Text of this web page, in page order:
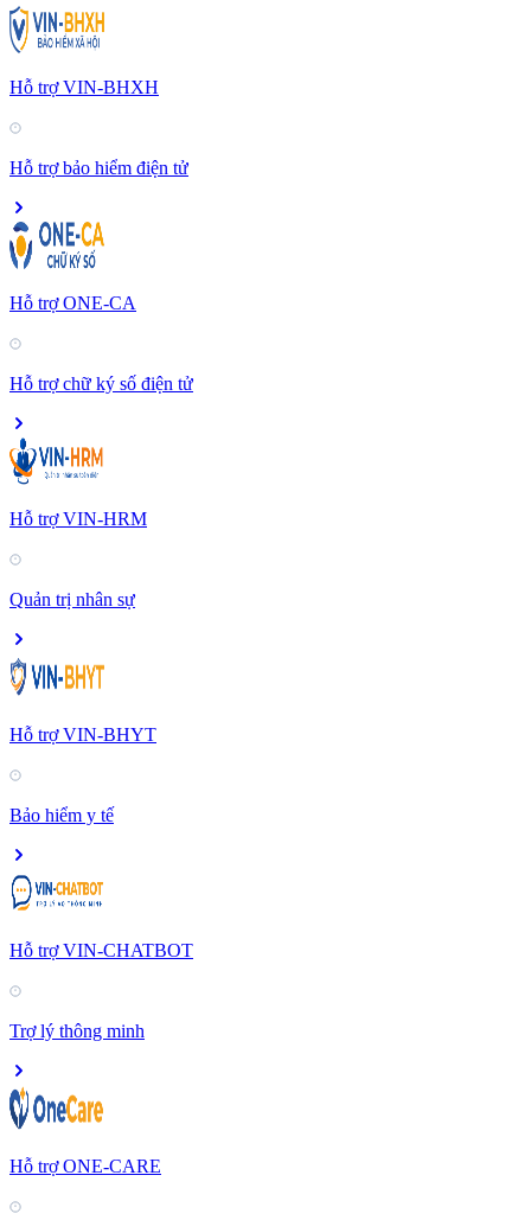
Hỗ trợ VIN-BHXH
Hỗ trợ bảo hiểm điện tử
Hỗ trợ ONE-CA
Hỗ trợ chữ ký số điện tử
Hỗ trợ VIN-HRM
Quản trị nhân sự
Hỗ trợ VIN-BHYT
Bảo hiểm y tế
Hỗ trợ VIN-CHATBOT
Trợ lý thông minh
Hỗ trợ ONE-CARE